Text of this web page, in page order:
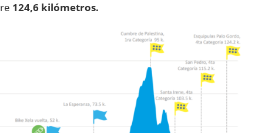
124,6 kilómetros.